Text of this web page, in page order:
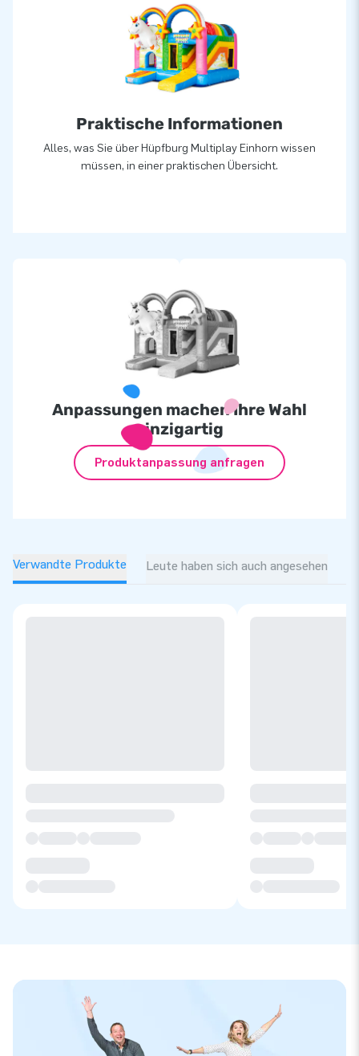
gesehen ein Loch in die Luft springen. Unser Team aus
Designern, Entwicklern und Logistikern bieten einzigartige
aufblasbare Attraktionen auf großartiger Weise! Kunden
können sich auf unserem professionellen Service und die
Lieferung verlassen. Sie nennen uns auch "creators of
Praktische Informationen
Alles, was Sie über Hüpfburg Multiplay Einhorn wissen
müssen, in einer praktischen Übersicht.
Anpassungen machen Ihre Wahl
einzigartig
Produktanpassung anfragen
Verwandte Produkte Leute haben sich auch angesehen